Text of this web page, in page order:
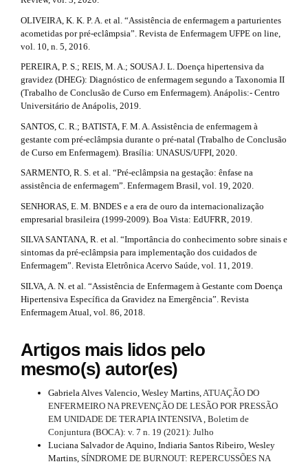
#
#
l
s
#
#
OLIVEIRA, K. K. P. A. et al. “Assistência de enfermagem a parturientes
acometidas por pré-eclâmpsia”. Revista de Enfermagem UFPE on line,
vol. 10, n. 5, 2016.
PEREIRA, P. S.; REIS, M. A.; SOUSA J. L. Doença hipertensiva da
gravidez (DHEG): Diagnóstico de enfermagem segundo a Taxonomia II
(Trabalho de Conclusão de Curso em Enfermagem). Anápolis:- Centro
Universitário de Anápolis, 2019.
SANTOS, C. R.; BATISTA, F. M. A. Assistência de enfermagem à
gestante com pré-eclâmpsia durante o pré-natal (Trabalho de Conclusão
de Curso em Enfermagem). Brasília: UNASUS/UFPI, 2020.
SARMENTO, R. S. et al. “Pré-eclâmpsia na gestação: ênfase na
assistência de enfermagem”. Enfermagem Brasil, vol. 19, 2020.
SENHORAS, E. M. BNDES e a era de ouro da internacionalização
empresarial brasileira (1999-2009). Boa Vista: EdUFRR, 2019.
SILVA SANTANA, R. et al. “Importância do conhecimento sobre sinais e
sintomas da pré-eclâmpsia para implementação dos cuidados de
Enfermagem”. Revista Eletrônica Acervo Saúde, vol. 11, 2019.
SILVA, A. N. et al. “Assistência de Enfermagem à Gestante com Doença
Hipertensiva Específica da Gravidez na Emergência”. Revista
Enfermagem Atual, vol. 86, 2018.
Artigos mais lidos pelo
mesmo(s) autor(es)
Gabriela Alves Valencio, Wesley Martins, ATUAÇÃO DO
ENFERMEIRO NA PREVENÇÃO DE LESÃO POR PRESSÃO
EM UNIDADE DE TERAPIA INTENSIVA Boletim de
Conjuntura (BOCA): v. 7 n. 19 (2021): Julho
Luciana Salvador de Aquino, Indiaria Santos Ribeiro, Wesley
Martins, SÍNDROME DE BURNOUT: REPERCUSSÕES NA